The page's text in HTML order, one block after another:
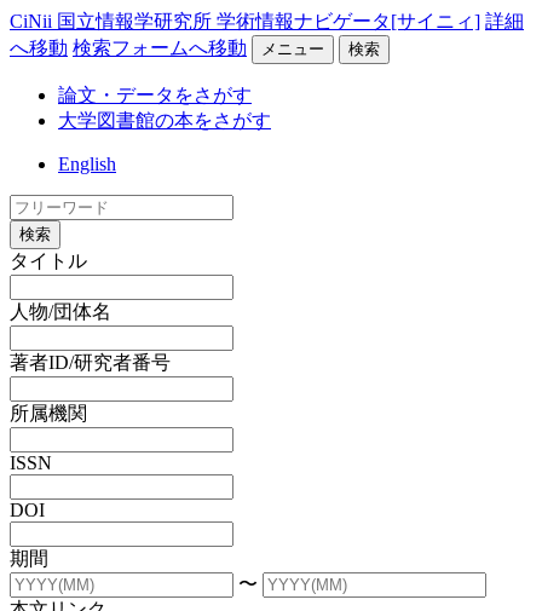
CiNii 国立情報学研究所 学術情報ナビゲータ[サイニィ] 詳細
へ移動 検索フォームへ移動 メニュー 検索
論文・データをさがす
大学図書館の本をさがす
English
検索
タイトル
人物/団体名
著者ID/研究者番号
所属機関
ISSN
DOI
期間
〜